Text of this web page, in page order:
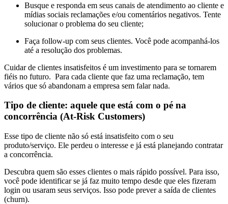
Busque e responda em seus canais de atendimento ao cliente e
mídias sociais reclamações e/ou comentários negativos. Tente
solucionar o problema do seu cliente;
Faça follow-up com seus clientes. Você pode acompanhá-los
até a resolução dos problemas.
Cuidar de clientes insatisfeitos é um investimento para se tornarem
fiéis no futuro. Para cada cliente que faz uma reclamação, tem
vários que só abandonam a empresa sem falar nada.
Tipo de cliente: aquele que está com o pé na
concorrência (At-Risk Customers)
Esse tipo de cliente não só está insatisfeito com o seu
produto/serviço. Ele perdeu o interesse e já está planejando contratar
a concorrência.
Descubra quem são esses clientes o mais rápido possível. Para isso,
você pode identificar se já faz muito tempo desde que eles fizeram
login ou usaram seus serviços. Isso pode prever a saída de clientes
(churn).